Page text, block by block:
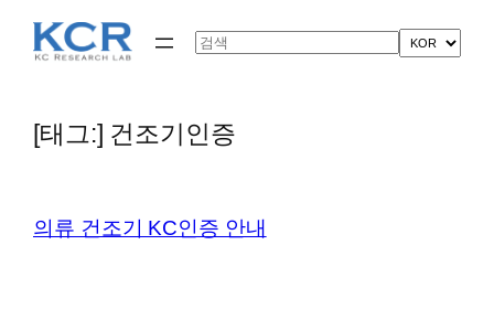
Search
[태그:] 건조기인증
의류 건조기 KC인증 안내